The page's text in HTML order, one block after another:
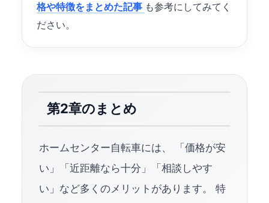
格や特徴をまとめた記事 も参考にしてみてく
ださい。
第2章のまとめ
ホームセンター自転車には、 「価格が安
い」「近距離なら十分」「相談しやす
い」など多くのメリットがあります。 特